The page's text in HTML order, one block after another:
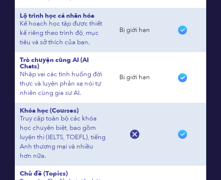
Lộ trình học cá nhân hóa
Kế hoạch học tập được thiết
kế riêng theo trình độ, mục
tiêu và sở thích của bạn.
Bị giới hạn
Trò chuyện cùng AI (AI
Chats)
Nhập vai các tình huống đời
thực và luyện phản xạ nói tự
nhiên cùng gia sư AI.
Bị giới hạn
Khóa học (Courses)
Truy cập toàn bộ các khóa
học chuyên biệt, bao gồm
luyện thi (IELTS, TOEFL), tiếng
Anh thương mại và nhiều
hơn nữa.
Chủ đề (Topics)